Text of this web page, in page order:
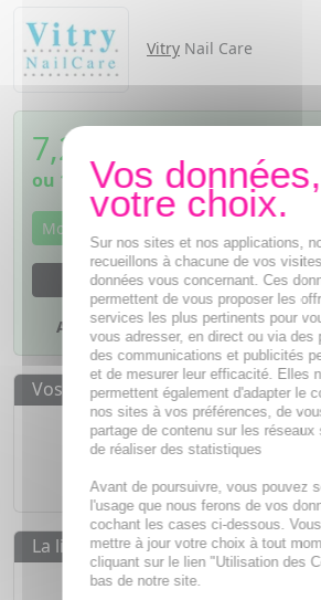
Vitry Nail Care
7,29
ou 1,82€si 4 fois sans frais
Momentanément indisponible
M'avertir dès que le produit sera
Ajouter à mes favoris
Vos avantages
Des prixIMBATTABLES
Paiement en ligneSÉCURISÉ
Paiement en4 fois sans frais
La livraison
Livraison gratuite dès
Sur nos sites et nos applications,
recueillons à chacune de vos
données vous concernant. Ces
permettent de vous proposer les
services les plus pertinents pour
vous adresser, en direct ou via des
des communications et publicités
et de mesurer leur efficacité. Elles
permettent également d'adapter le
nos sites à vos préférences, de
partage de contenu sur les réseaux
de réaliser des statistiques
Avant de poursuivre, vous pouvez
l'usage que nous ferons de vos
cochant les cases ci-dessous.
mettre à jour votre choix à tout
cliquant sur le lien "Utilisation des
bas de notre site.